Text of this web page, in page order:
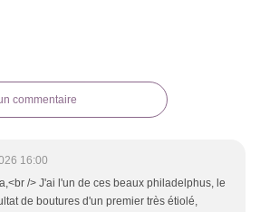
commentaire
16:00
/> J'ai l'un de ces beaux philadelphus, le
de boutures d'un premier très étiolé,